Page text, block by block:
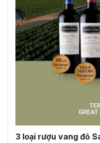
3 loại rượu vang đỏ